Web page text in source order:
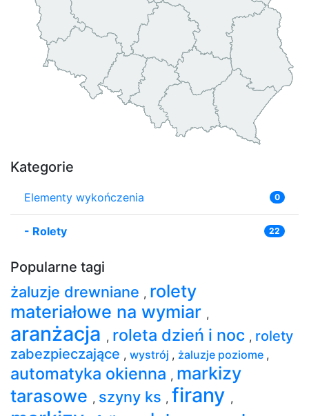
Kategorie
Elementy wykończenia 0
- Rolety 22
Popularne tagi
żaluzje drewniane , rolety
materiałowe na wymiar ,
aranżacja , roleta dzień i noc , rolety
zabezpieczające , wystrój , żaluzje poziome ,
automatyka okienna , markizy
tarasowe , szyny ks , firany ,